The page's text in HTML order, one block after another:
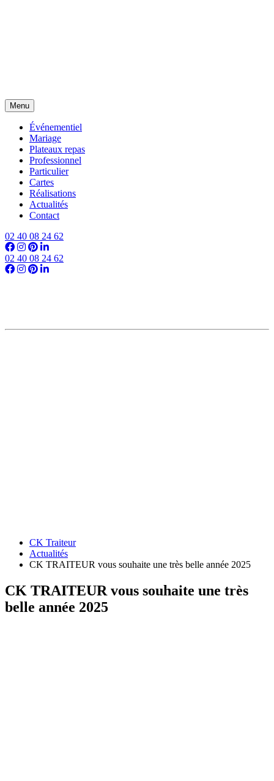
Menu
Événementiel
Mariage
Plateaux repas
Professionnel
Particulier
Cartes
Réalisations
Actualités
Contact
02 40 08 24 62
02 40 08 24 62
CK Traiteur
Actualités
CK TRAITEUR vous souhaite une très belle année 2025
CK TRAITEUR vous souhaite une très
belle année 2025